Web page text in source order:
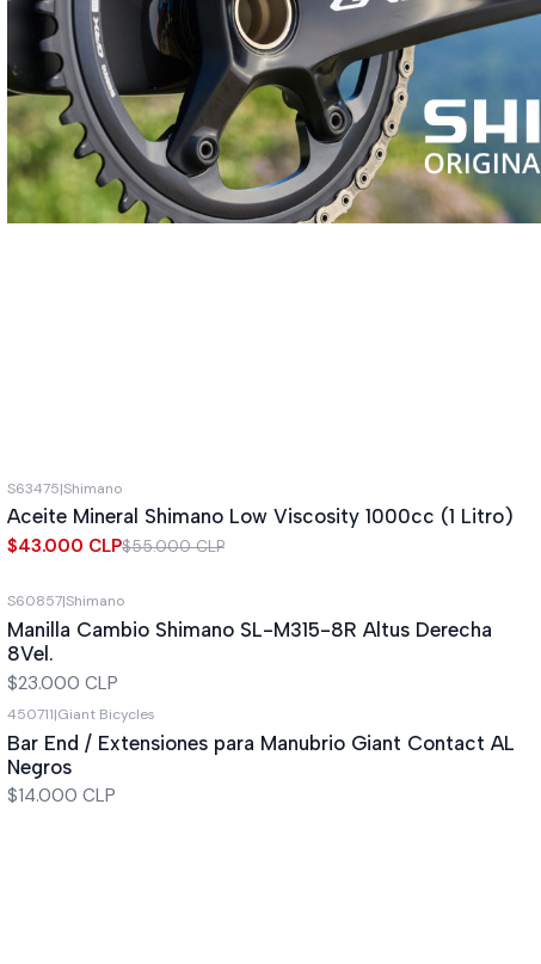
-22% OFF
New
S63475|Shimano
Aceite Mineral Shimano Low Viscosity 1000cc (1 Litro)
$43.000 CLP$55.000 CLP
S60857|Shimano
Manilla Cambio Shimano SL-M315-8R Altus Derecha
8Vel.
$23.000 CLP
450711|Giant Bicycles
Bar End / Extensiones para Manubrio Giant Contact AL
Negros
$14.000 CLP